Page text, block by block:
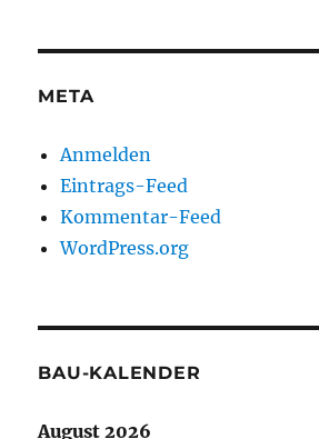
META
Anmelden
Eintrags-Feed
Kommentar-Feed
WordPress.org
BAU-KALENDER
August 2026